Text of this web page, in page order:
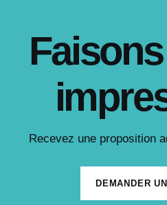
Recevez une proposition
DEMANDER